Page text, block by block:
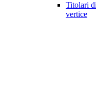
Titolari
vertice